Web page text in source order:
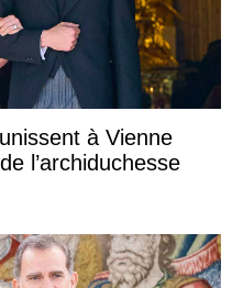
à Vienne
l’archiduchesse